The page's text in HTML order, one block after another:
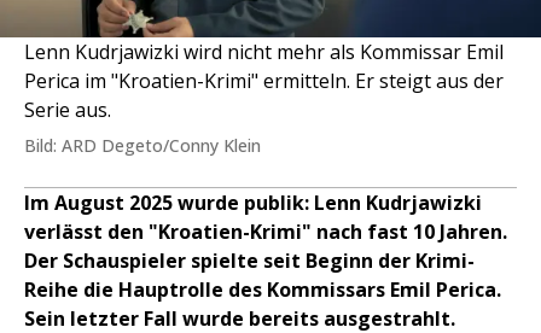
Lenn Kudrjawizki wird nicht mehr als Kommissar Emil
Perica im "Kroatien-Krimi" ermitteln. Er steigt aus der
Serie aus.
Bild: ARD Degeto/Conny Klein
Im August 2025 wurde publik: Lenn Kudrjawizki
verlässt den "Kroatien-Krimi" nach fast 10 Jahren.
Der Schauspieler spielte seit Beginn der Krimi-
Reihe die Hauptrolle des Kommissars Emil Perica.
Sein letzter Fall wurde bereits ausgestrahlt.